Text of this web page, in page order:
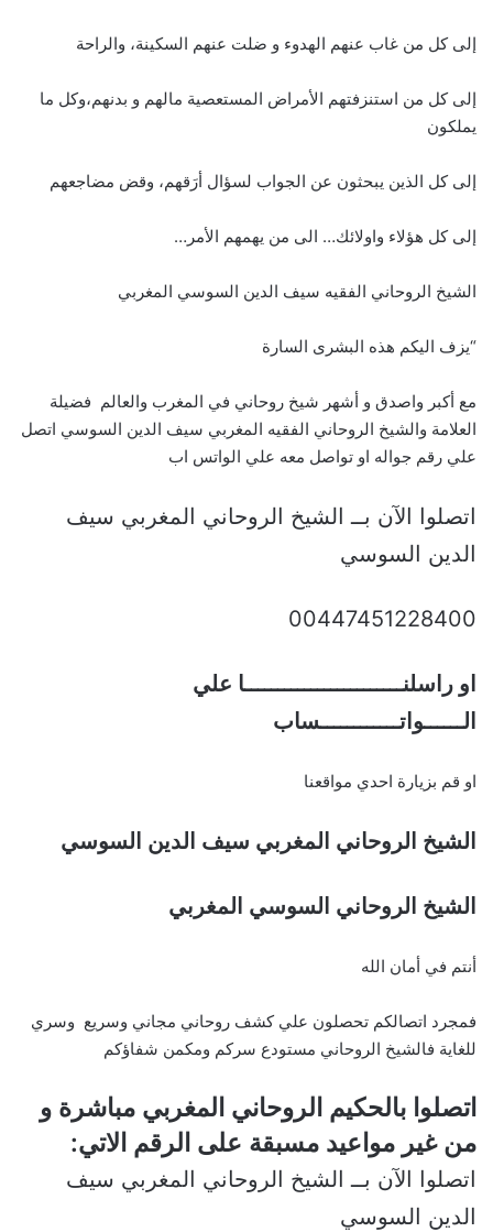
إلى كل من غاب عنهم الهدوء و ضلت عنهم السكينة، والراحة
إلى كل من استنزفتهم الأمراض المستعصية مالهم و بدنهم،وكل ما
يملكون
إلى كل الذين يبحثون عن الجواب لسؤال أرَقهم، وقض مضاجعهم
إلى كل هؤلاء واولائك… الى من يهمهم الأمر…
الشيخ الروحاني الفقيه سيف الدين السوسي المغربي
“يزف اليكم هذه البشرى السارة
مع أكبر واصدق و أشهر شيخ روحاني في المغرب والعالم فضيلة
العلامة والشيخ الروحاني الفقيه المغربي سيف الدين السوسي اتصل
علي رقم جواله او تواصل معه علي الواتس اب
اتصلوا الآن بــ الشيخ الروحاني المغربي سيف
الدين السوسي
00447451228400
او راسلنــــــــــــــــــــــــا علي
الــــــواتــــــــــــساب
او قم بزيارة احدي مواقعنا
الشيخ الروحاني المغربي سيف الدين السوسي
الشيخ الروحاني السوسي المغربي
أنتم في أمان الله
فمجرد اتصالكم تحصلون علي كشف روحاني مجاني وسريع وسري
للغاية فالشيخ الروحاني مستودع سركم ومكمن شفاؤكم
اتصلوا بالحكيم الروحاني المغربي مباشرة و
من غير مواعيد مسبقة على الرقم الاتي:
اتصلوا الآن بــ الشيخ الروحاني المغربي سيف
الدين السوسي